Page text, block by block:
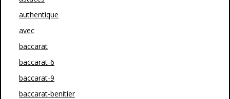
authentique
avec
baccarat
baccarat-6
baccarat-9
baccarat-benitier